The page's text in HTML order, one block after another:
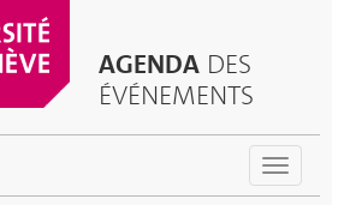
AGENDA DES
ÉVÉNEMENTS
Toggle